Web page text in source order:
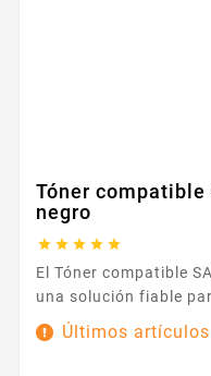
Tóner compatible
negro
    
El Tóner compatible SAMSUNG CLT-K808S negro es
una solución fiable
impresión diarias.
impresoras Samsung de la categoría
Últimos